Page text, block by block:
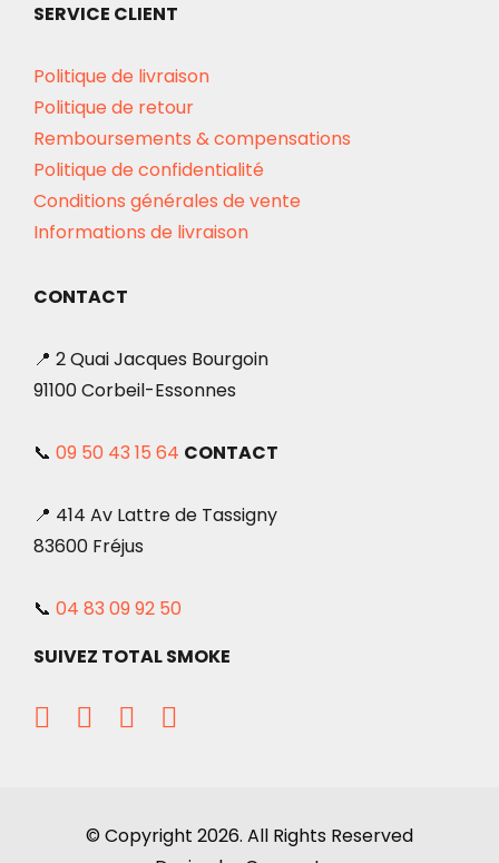
SERVICE CLIENT
Politique de livraison
Politique de retour
Remboursements & compensations
Politique de confidentialité
Conditions générales de vente
Informations de livraison
CONTACT
📍 2 Quai Jacques Bourgoin
91100 Corbeil-Essonnes
📞 09 50 43 15 64 CONTACT
📍 414 Av Lattre de Tassigny
83600 Fréjus
📞 04 83 09 92 50
SUIVEZ TOTAL SMOKE
© Copyright 2026. All Rights Reserved